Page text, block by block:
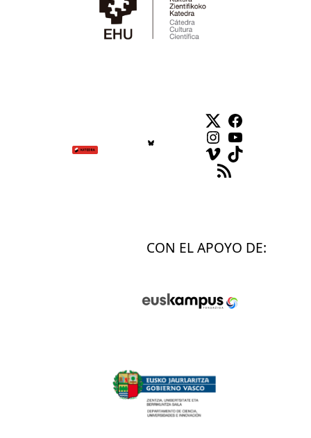
TwitterFacebook
Instagram
YouTube
VimeoTikTok
Feed RSS
CON EL APOYO DE: